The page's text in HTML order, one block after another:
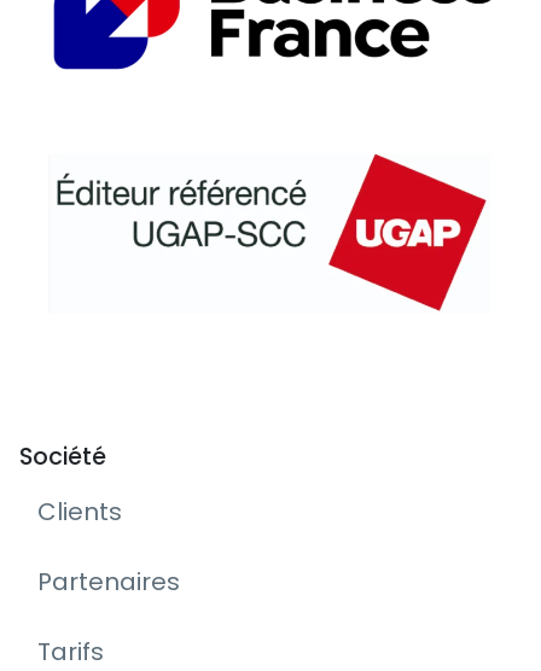
Société
Clients
Partenaires
Tarifs